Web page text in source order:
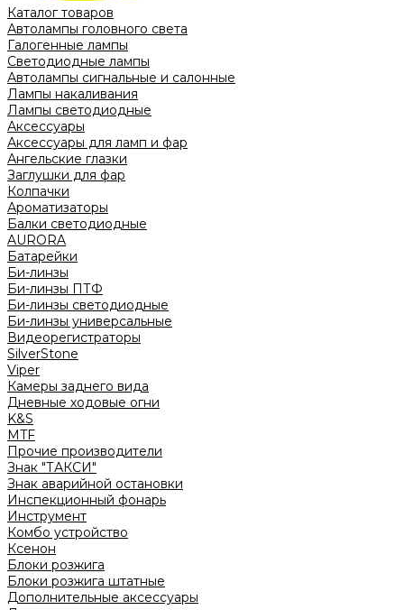
Каталог товаров
Автолампы головного света
Галогенные лампы
Светодиодные лампы
Автолампы сигнальные и салонные
Лампы накаливания
Лампы светодиодные
Аксессуары
Аксессуары для ламп и фар
Ангельские глазки
Заглушки для фар
Колпачки
Ароматизаторы
Балки светодиодные
AURORA
Батарейки
Би-линзы
Би-линзы ПТФ
Би-линзы светодиодные
Би-линзы универсальные
Видеорегистраторы
SilverStone
Viper
Камеры заднего вида
Дневные ходовые огни
K&S
MTF
Прочие производители
Знак "ТАКСИ"
Знак аварийной остановки
Инспекционный фонарь
Инструмент
Комбо устройство
Ксенон
Блоки розжига
Блоки розжига штатные
Дополнительные аксессуары